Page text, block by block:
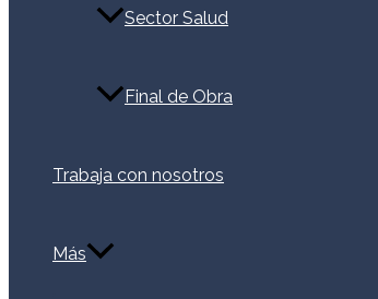
Sector Salud
Final de Obra
Trabaja con nosotros
Más